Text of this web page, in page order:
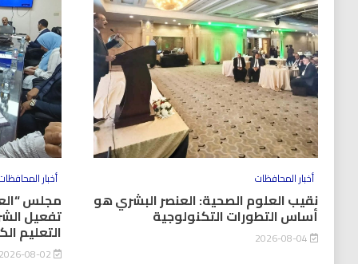
أخبار المحافظات
نقيب العلوم الصحية: العنصر البشري هو
أساس التطورات التكنولوجية
أخبار
مجلس
تفعيل
التعليم